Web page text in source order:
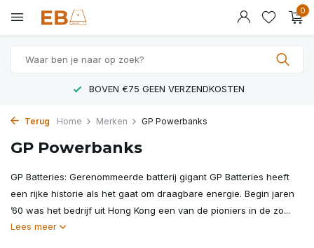
0
op
neer
een
resultaat
te
selecteren.
BOVEN €75 GEEN VERZENDKOSTEN
Terug Home Merken GP Powerbanks
GP Powerbanks
GP Batteries: Gerenommeerde batterij gigant GP Batteries heeft
een rijke historie als het gaat om draagbare energie. Begin jaren
’60 was het bedrijf uit Hong Kong een van de pioniers in de zo...
Lees meer